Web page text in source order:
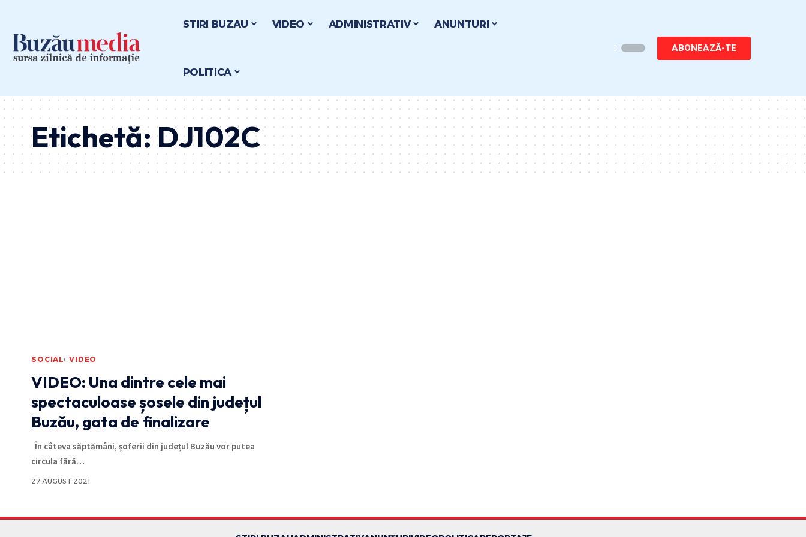
STIRI BUZAU VIDEO ADMINISTRATIV ANUNTURI
POLITICA
ABONEAZĂ-TE
Etichetă:DJ102C
SOCIAL VIDEO
VIDEO: Una dintre cele mai
spectaculoase șosele din județul
Buzău, gata de finalizare
În câteva săptămâni, șoferii din județul Buzău vor putea
circula fără…
27 AUGUST 2021